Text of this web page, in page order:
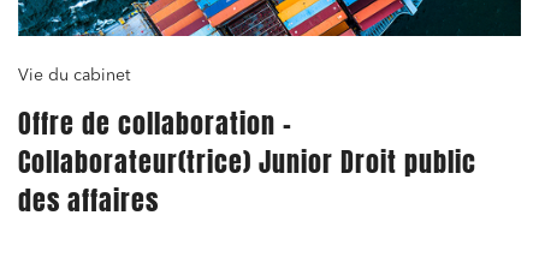
Vie du cabinet
Offre de collaboration –
Collaborateur(trice) Junior Droit public
des affaires